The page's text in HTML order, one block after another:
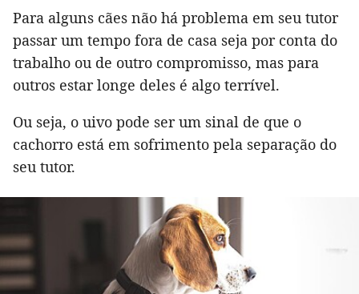
Para alguns cães não há problema em seu tutor
passar um tempo fora de casa seja por conta do
trabalho ou de outro compromisso, mas para
outros estar longe deles é algo terrível.
Ou seja, o uivo pode ser um sinal de que o
cachorro está em sofrimento pela separação do
seu tutor.